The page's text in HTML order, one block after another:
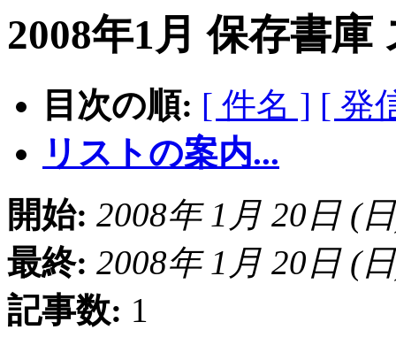
2008年1月 保存書庫
目次の順: [ 件名 ] [ 発
リストの案内...
開始: 2008年 1月 20日 (
最終: 2008年 1月 20日 (
記事数: 1